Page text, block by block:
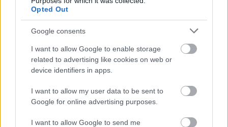
Opted Out
Google consents
I want to allow Google to enable storage
related to advertising like cookies on web or
device identifiers in apps.
I want to allow my user data to be sent to
Google for online advertising purposes.
I want to allow Google to send me
Μάθε πρώτος όλες τις σημαντικές
ειδήσεις.
Βάλε το proson.gr στα αποτελέσματα
αναζήτησης της Google
Δημοφιλείς Ειδήσεις